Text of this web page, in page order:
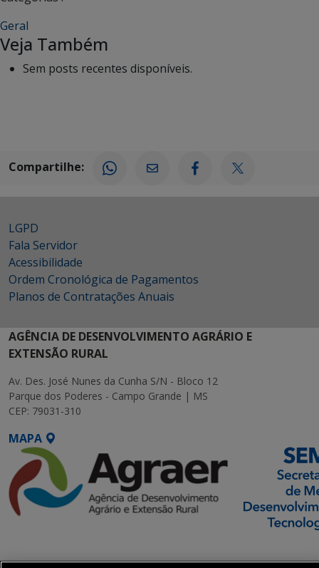
Geral
Veja Também
Sem posts recentes disponíveis.
Compartilhe:
LGPD
Fala Servidor
Acessibilidade
Ordem Cronológica de Pagamentos
Planos de Contratações Anuais
AGÊNCIA DE DESENVOLVIMENTO AGRÁRIO E
EXTENSÃO RURAL
Av. Des. José Nunes da Cunha S/N - Bloco 12
Parque dos Poderes - Campo Grande | MS
CEP: 79031-310
MAPA